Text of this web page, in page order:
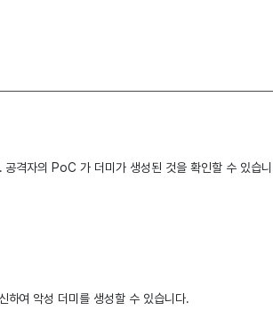
격자의 PoC 가 더미가 생성된 것을 확인할 수 있습
하여 악성 더미를 생성할 수 있습니다.